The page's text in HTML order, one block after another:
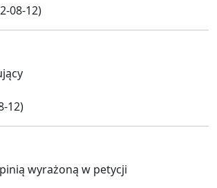
08-12)
12)
wyrażoną w petycji